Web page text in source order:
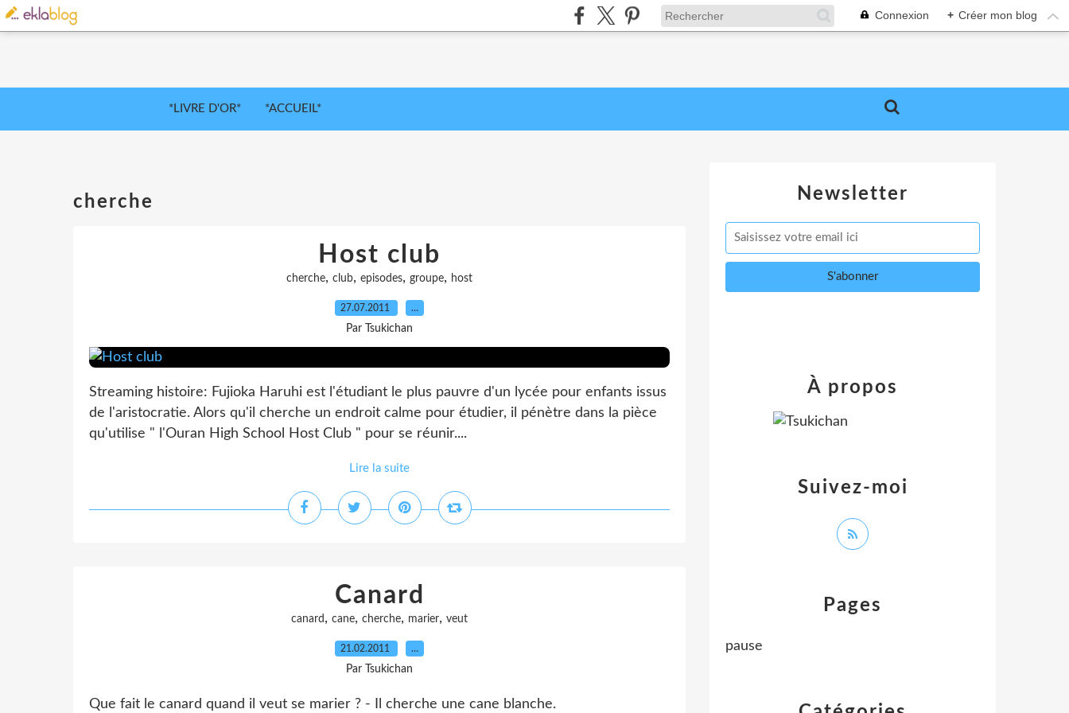
Connexion + Créer mon blog
*LIVRE D'OR* *ACCUEIL*
cherche
Host club
cherche, club, episodes, groupe, host
27.07.2011 …
Par Tsukichan
Streaming histoire: Fujioka Haruhi est l'étudiant le plus pauvre d'un lycée pour enfants issus
de l'aristocratie. Alors qu'il cherche un endroit calme pour étudier, il pénètre dans la pièce
qu'utilise " l'Ouran High School Host Club " pour se réunir....
Lire la suite
Canard
canard , cane, cherche, marier, veut
21.02.2011 …
Par Tsukichan
Que fait le canard quand il veut se marier ? - Il cherche une cane blanche.
Newsletter
Pages
pause
Suivez-moi
À propos